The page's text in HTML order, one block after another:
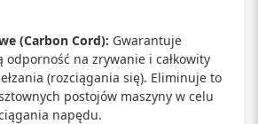
(Carbon Cord): Gwarantuje
odporność na zrywanie i całkowity
(rozciągania się). Eliminuje to
postojów maszyny w celu
napędu.